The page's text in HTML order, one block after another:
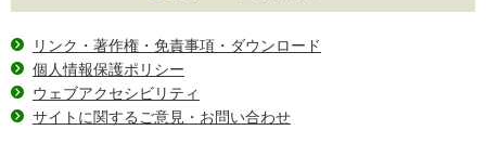
リンク・著作権・免責事項・ダウンロード
個人情報保護ポリシー
ウェブアクセシビリティ
サイトに関するご意見・お問い合わせ